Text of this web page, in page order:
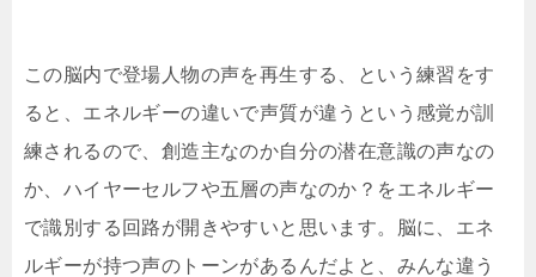
この脳内で登場人物の声を再生する、という練習をす
ると、エネルギーの違いで声質が違うという感覚が訓
練されるので、創造主なのか自分の潜在意識の声なの
か、ハイヤーセルフや五層の声なのか？をエネルギー
で識別する回路が開きやすいと思います。脳に、エネ
ルギーが持つ声のトーンがあるんだよと、みんな違う